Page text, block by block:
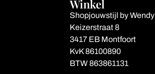
Winkel
Shopjouwstijl by Wendy
Keizerstraat 8
3417 EB Montfoort
KvK 86100890
BTW 863861131